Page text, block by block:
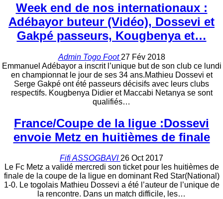
Week end de nos internationaux :
Adébayor buteur (Vidéo), Dossevi et
Gakpé passeurs, Kougbenya et…
Admin Togo Foot 27 Fév 2018
Emmanuel Adébayor a inscrit l’unique but de son club ce lundi
en championnat le jour de ses 34 ans.Mathieu Dossevi et
Serge Gakpé ont été passeurs décisifs avec leurs clubs
respectifs. Kougbenya Didier et Maccabi Netanya se sont
qualifiés…
France/Coupe de la ligue :Dossevi
envoie Metz en huitièmes de finale
Fifi ASSOGBAVI26 Oct 2017
Le Fc Metz a validé mercredi son ticket pour les huitièmes de
finale de la coupe de la ligue en dominant Red Star(National)
1-0. Le togolais Mathieu Dossevi a été l’auteur de l’unique de
la rencontre. Dans un match difficile, les…